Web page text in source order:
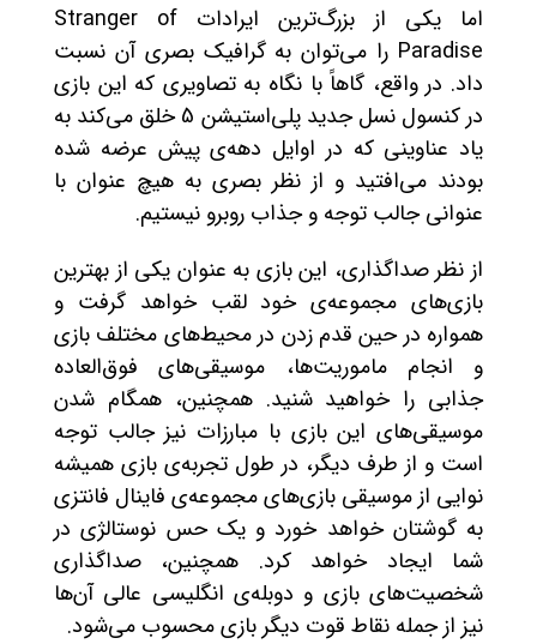
اما یکی از بزرگ‌ترین ایرادات Stranger of
Paradise را می‌توان به گرافیک بصری آن نسبت
داد. در واقع، گاهاً با نگاه به تصاویری که این بازی
در کنسول نسل جدید پلی‌استیشن 5 خلق می‌کند به
یاد عناوینی که در اوایل دهه‌ی پیش عرضه شده
بودند می‌افتید و از نظر بصری به هیچ عنوان با
عنوانی جالب توجه و جذاب روبرو نیستیم.
از نظر صداگذاری، این بازی به عنوان یکی از بهترین
بازی‌های مجموعه‌ی خود لقب خواهد گرفت و
همواره در حین قدم زدن در محیط‌های مختلف بازی
و انجام ماموریت‌ها، موسیقی‌های فوق‌العاده
جذابی را خواهید شنید. همچنین، همگام شدن
موسیقی‌های این بازی با مبارزات نیز جالب توجه
است و از طرف دیگر، در طول تجربه‌ی بازی همیشه
نوایی از موسیقی بازی‌های مجموعه‌ی فاینال فانتزی
به گوشتان خواهد خورد و یک حس نوستالژی در
شما ایجاد خواهد کرد. همچنین، صداگذاری
شخصیت‌های بازی و دوبله‌ی انگلیسی عالی آن‌ها
نیز از جمله نقاط قوت دیگر بازی محسوب می‌شود.